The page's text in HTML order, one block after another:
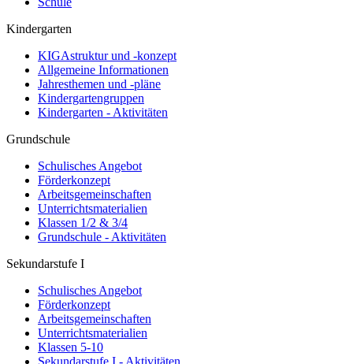
Kindergarten
KIGAstruktur und -konzept
Allgemeine Informationen
Jahresthemen und -pläne
Kindergartengruppen
Kindergarten - Aktivitäten
Grundschule
Schulisches Angebot
Förderkonzept
Arbeitsgemeinschaften
Unterrichtsmaterialien
Klassen 1/2 & 3/4
Grundschule - Aktivitäten
Sekundarstufe I
Schulisches Angebot
Förderkonzept
Arbeitsgemeinschaften
Unterrichtsmaterialien
Klassen 5-10